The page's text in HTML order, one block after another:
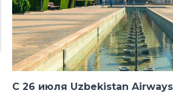
С 26 июля Uzbekistan